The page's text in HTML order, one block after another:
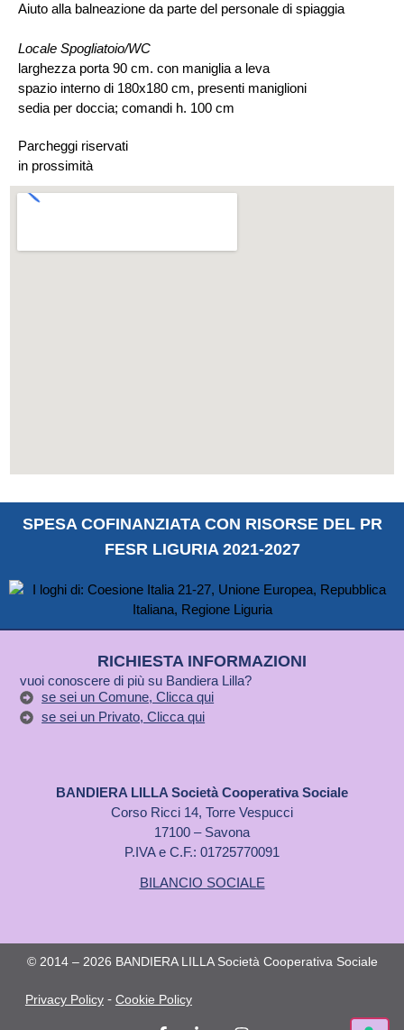
Aiuto alla balneazione da parte del personale di spiaggia
Locale Spogliatoio/WC
larghezza porta 90 cm. con maniglia a leva
spazio interno di 180x180 cm, presenti maniglioni
sedia per doccia; comandi h. 100 cm
Parcheggi riservati
in prossimità
SPESA COFINANZIATA CON RISORSE DEL PR
FESR LIGURIA 2021-2027
RICHIESTA INFORMAZIONI
vuoi conoscere di più su Bandiera Lilla?
se sei un Comune, Clicca qui
se sei un Privato, Clicca qui
BANDIERA LILLA Società Cooperativa Sociale
Corso Ricci 14, Torre Vespucci
17100 – Savona
P.IVA e C.F.: 01725770091
BILANCIO SOCIALE
© 2014 – 2026 BANDIERA LILLA Società Cooperativa Sociale
Privacy Policy - Cookie Policy